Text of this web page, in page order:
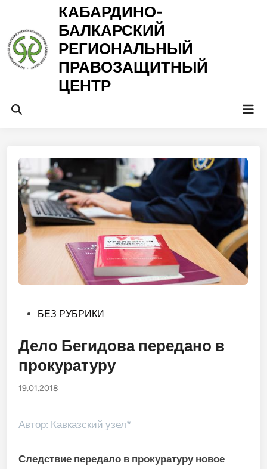
содержимому
КАБАРДИНО-
БАЛКАРСКИЙ
РЕГИОНАЛЬНЫЙ
ПРАВОЗАЩИТНЫЙ
ЦЕНТР
Открыть
Опубликовано
БЕЗ РУБРИКИ
Дело Бегидова передано в
прокуратуру
19.01.2018
Автор: Кавказский узел*
Следствие передало в прокуратуру новое